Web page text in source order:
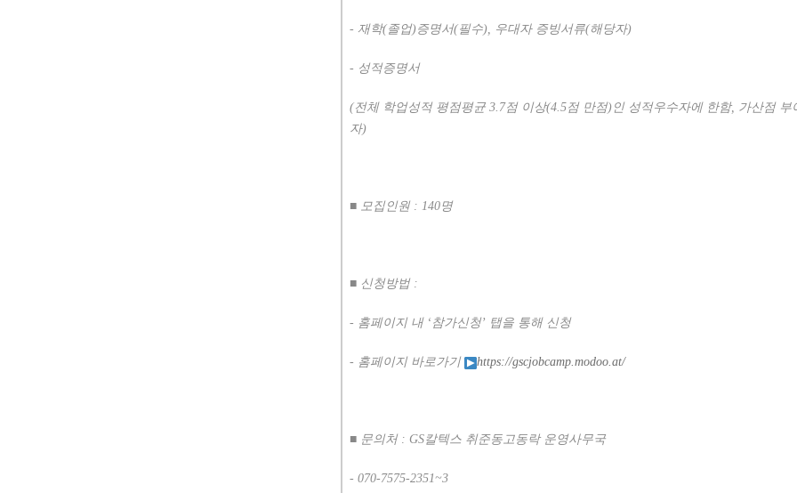
- 재학(졸업)증명서(필수), 우대자 증빙서류(해당자)
- 성적증명서
(전체 학업성적 평점평균 3.7점 이상(4.5점 만점)인 성적우수자에 한함, 가산점 부
자)
■ 모집인원 : 140명
■ 신청방법 :
- 홈페이지 내 ‘ 참가신청’ 탭을 통해 신청
- 홈페이지 바로가기 https://gscjobcamp.modoo.at/
■ 문의처 : GS칼텍스 취준동고동락 운영사무국
- 070-7575-2351~3